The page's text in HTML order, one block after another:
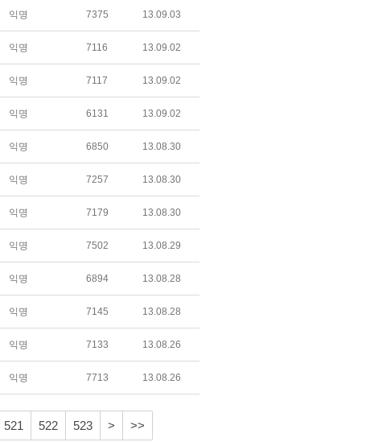
익명 7375 13.09.03
익명 7116 13.09.02
익명 7117 13.09.02
익명 6131 13.09.02
익명 6850 13.08.30
익명 7257 13.08.30
익명 7179 13.08.30
익명 7502 13.08.29
익명 6894 13.08.28
익명 7145 13.08.28
익명 7133 13.08.26
익명 7713 13.08.26
521 522 523 > >>